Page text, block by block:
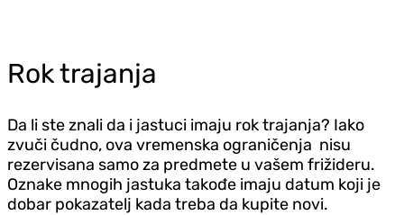
Rok trajanja
Da li ste znali da i jastuci imaju rok trajanja? Iako
zvuči čudno, ova vremenska ograničenja nisu
rezervisana samo za predmete u vašem frižideru.
Oznake mnogih jastuka takođe imaju datum koji je
dobar pokazatelj kada treba da kupite novi.